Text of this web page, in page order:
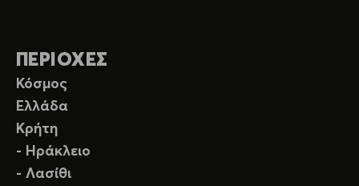
ΠΕΡΙΟΧΕΣ
Κόσμος
Ελλάδα
Κρήτη
- Ηράκλειο
- Λασίθι